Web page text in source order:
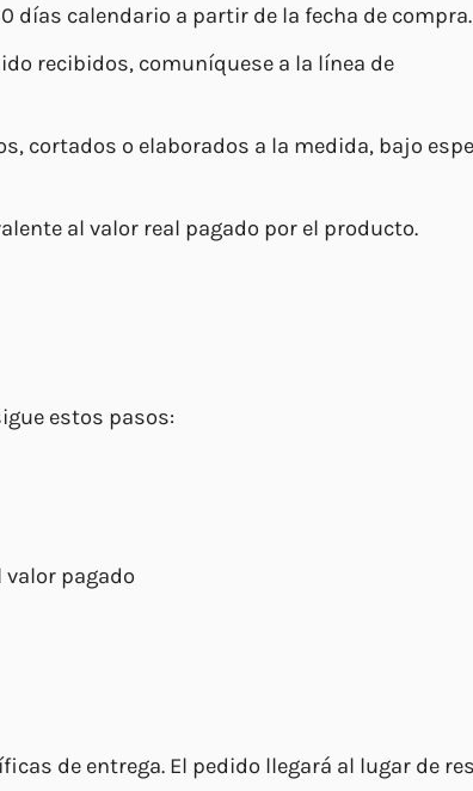
días calendario a partir de la fecha de compra.
recibidos, comuníquese a la línea de
cortados o elaborados a la medida, bajo
al valor real pagado por el producto.
estos pasos:
pagado
de entrega. El pedido llegará al lugar de